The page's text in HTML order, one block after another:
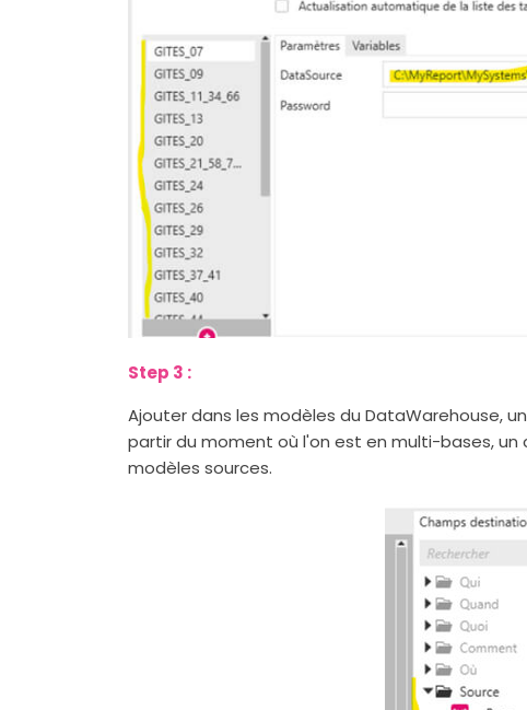
Step 3 :
Ajouter dans les modèles du DataWarehouse,
partir du moment où l'on est en multi-bases,
modèles sources.